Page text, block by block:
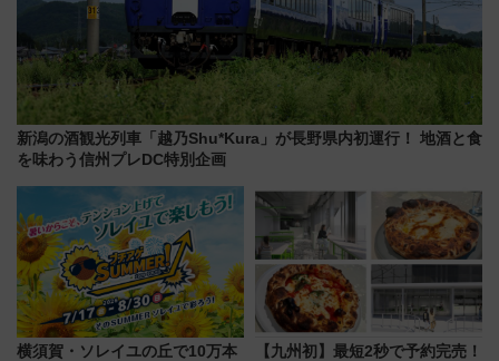
新潟の酒観光列車「越乃Shu*Kura」が長野県内初運行！ 地酒と食
を味わう信州プレDC特別企画
横須賀・ソレイユの丘で10万本
【九州初】最短2秒で予約完売！